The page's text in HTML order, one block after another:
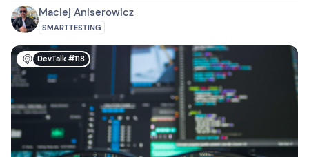
Maciej Aniserowicz
SMARTTESTING
DevTalk #118